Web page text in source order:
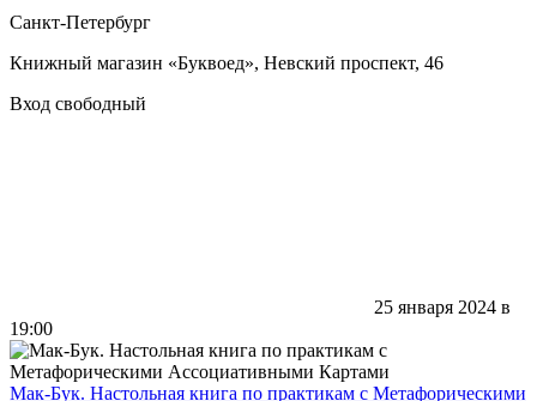
Санкт-Петербург
Книжный магазин «Буквоед», Невский проспект, 46
Вход свободный
25 января 2024 в
19:00
Мак-Бук. Настольная книга по практикам с Метафорическими